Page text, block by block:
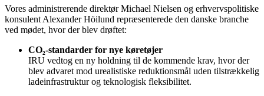
Vores administrerende direktør Michael Nielsen og erhvervspolitiske
konsulent Alexander Höilund repræsenterede den danske branche
ved mødet, hvor der blev drøftet:
CO₂-standarder for nye køretøjer
IRU vedtog en ny holdning til de kommende krav, hvor der
blev advaret mod urealistiske reduktionsmål uden tilstrækkelig
ladeinfrastruktur og teknologisk fleksibilitet.